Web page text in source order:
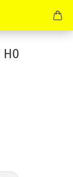
H0